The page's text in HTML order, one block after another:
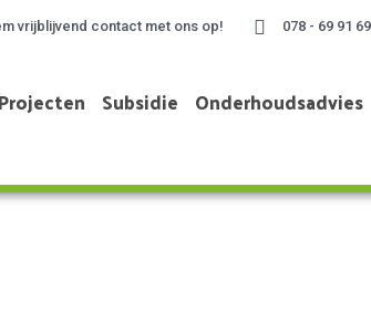
vrijblijvend contact met ons op! 078 - 69 91
Projecten Subsidie Onderhoudsadvies